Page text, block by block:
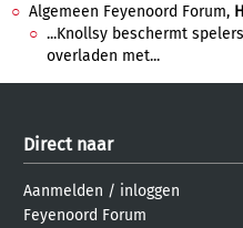
Algemeen Feyenoord Forum,
...Knollsy beschermt
overladen met...
Direct naar
Aanmelden / inloggen
Feyenoord Forum